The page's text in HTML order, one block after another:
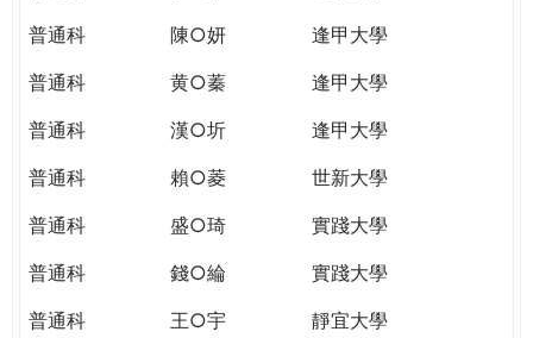
普通科
陳○妍
逢甲大學
普通科
黄○蓁
逢甲大學
普通科
漢○圻
逢甲大學
普通科
賴○菱
世新大學
普通科
盛○琦
實踐大學
普通科
錢○綸
實踐大學
普通科
王○宇
靜宜大學